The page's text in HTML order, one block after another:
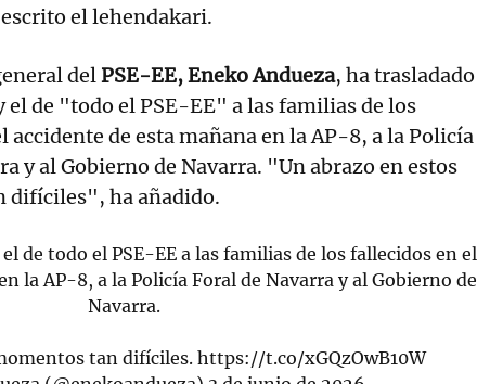
el lehendakari.
delPSE-EE, Eneko Andueza, ha trasladado
el de "todo el PSE-EE" a las familias de los
accidente de esta mañana en la AP-8, a la Policía
y al Gobierno de Navarra. "Un abrazo en estos
difíciles", ha añadido.
de todo el PSE-EE a las familias de los fallecidos en el
la AP-8, a la Policía Foral de Navarra y al Gobierno de
Navarra.
tan difíciles. https://t.co/xGQzOwB10W